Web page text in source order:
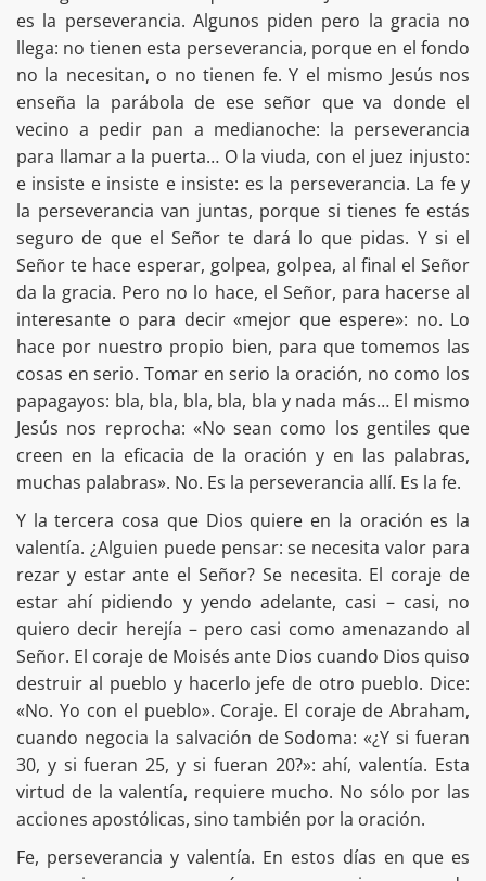
es la perseverancia. Algunos piden pero la gracia no
llega: no tienen esta perseverancia, porque en el fondo
no la necesitan, o no tienen fe. Y el mismo Jesús nos
enseña la parábola de ese señor que va donde el
vecino a pedir pan a medianoche: la perseverancia
para llamar a la puerta… O la viuda, con el juez injusto:
e insiste e insiste e insiste: es la perseverancia. La fe y
la perseverancia van juntas, porque si tienes fe estás
seguro de que el Señor te dará lo que pidas. Y si el
Señor te hace esperar, golpea, golpea, al final el Señor
da la gracia. Pero no lo hace, el Señor, para hacerse al
interesante o para decir «mejor que espere»: no. Lo
hace por nuestro propio bien, para que tomemos las
cosas en serio. Tomar en serio la oración, no como los
papagayos: bla, bla, bla, bla, bla y nada más… El mismo
Jesús nos reprocha: «No sean como los gentiles que
creen en la eficacia de la oración y en las palabras,
muchas palabras». No. Es la perseverancia allí. Es la fe.
Y la tercera cosa que Dios quiere en la oración es la
valentía. ¿Alguien puede pensar: se necesita valor para
rezar y estar ante el Señor? Se necesita. El coraje de
estar ahí pidiendo y yendo adelante, casi – casi, no
quiero decir herejía – pero casi como amenazando al
Señor. El coraje de Moisés ante Dios cuando Dios quiso
destruir al pueblo y hacerlo jefe de otro pueblo. Dice:
«No. Yo con el pueblo». Coraje. El coraje de Abraham,
cuando negocia la salvación de Sodoma: «¿Y si fueran
30, y si fueran 25, y si fueran 20?»: ahí, valentía. Esta
virtud de la valentía, requiere mucho. No sólo por las
acciones apostólicas, sino también por la oración.
Fe, perseverancia y valentía. En estos días en que es